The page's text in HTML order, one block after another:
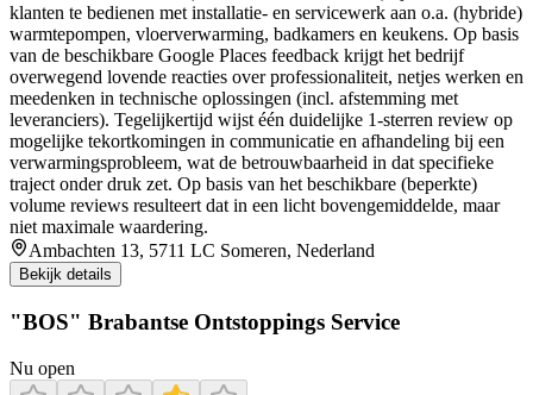
klanten te bedienen met installatie- en servicewerk aan o.a. (hybride)
warmtepompen, vloerverwarming, badkamers en keukens. Op basis
van de beschikbare Google Places feedback krijgt het bedrijf
overwegend lovende reacties over professionaliteit, netjes werken en
meedenken in technische oplossingen (incl. afstemming met
leveranciers). Tegelijkertijd wijst één duidelijke 1-sterren review op
mogelijke tekortkomingen in communicatie en afhandeling bij een
verwarmingsprobleem, wat de betrouwbaarheid in dat specifieke
traject onder druk zet. Op basis van het beschikbare (beperkte)
volume reviews resulteert dat in een licht bovengemiddelde, maar
niet maximale waardering.
Ambachten 13, 5711 LC Someren, Nederland
Bekijk details
"BOS" Brabantse Ontstoppings Service
Nu open